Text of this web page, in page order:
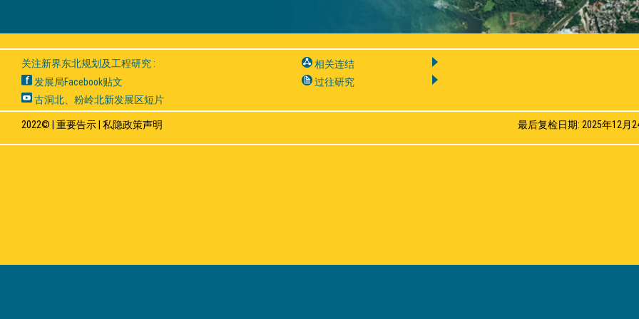
关注新界东北规划及工程研究 :
发展局Facebook贴文
古洞北、粉岭北新发展区短片
相关连结
过往研究
2022© | 重要告示 私隐政策声明 最后复检日期: 2025年12月